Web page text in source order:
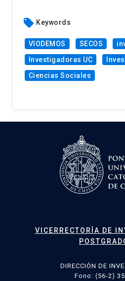
local_offer Keywords
VIODEMOS SECOS
Investigadoras UC
Ciencias Sociales
VICERRECTORÍA DE
DIRECCIÓN DE
Fono: (56-2)